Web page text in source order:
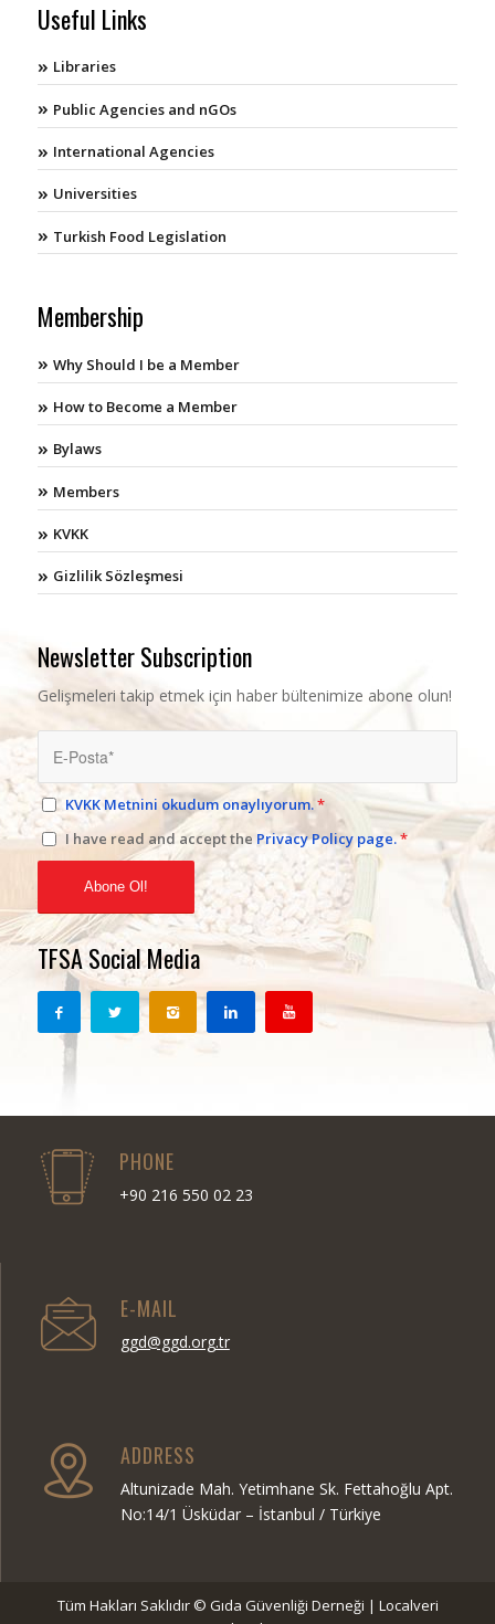
Useful Links
Libraries
Public Agencies and nGOs
International Agencies
Universities
Turkish Food Legislation
Membership
Why Should I be a Member
How to Become a Member
Bylaws
Members
KVKK
Gizlilik Sözleşmesi
Newsletter Subscription
Gelişmeleri takip etmek için haber bültenimize abone olun!
KVKK Metnini okudum onaylıyorum.*
I have read and accept the Privacy Policy page.*
TFSA Social Media
PHONE
+90 216 550 02 23
E-MAIL
ggd@ggd.org.tr
ADDRESS
Altunizade Mah. Yetimhane Sk. Fettahoğlu Apt.
No:14/1 Üsküdar – İstanbul / Türkiye
Tüm Hakları Saklıdır © Gıda Güvenliği Derneği | Localveri